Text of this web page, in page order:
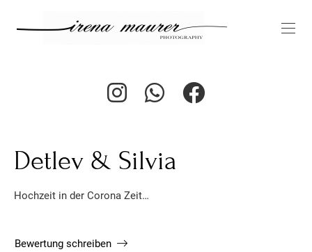
Detlev & Silvia
Hochzeit in der Corona Zeit…
Bewertung schreiben